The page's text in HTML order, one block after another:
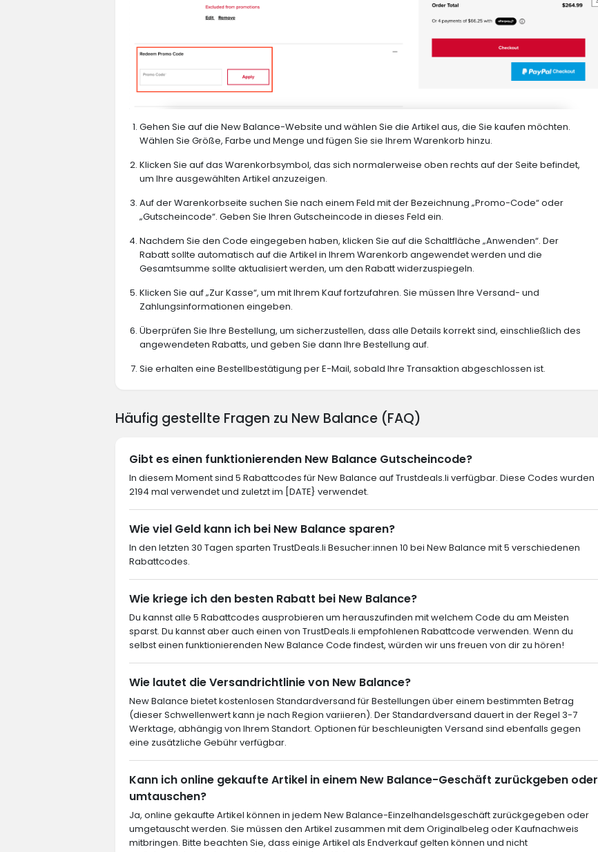
Gehen Sie auf die New Balance-Website und wählen Sie die Artikel aus, die Sie kaufen möchten.
Wählen Sie Größe, Farbe und Menge und fügen Sie sie Ihrem Warenkorb hinzu.
Klicken Sie auf das Warenkorbsymbol, das sich normalerweise oben rechts auf der Seite befindet,
um Ihre ausgewählten Artikel anzuzeigen.
Auf der Warenkorbseite suchen Sie nach einem Feld mit der Bezeichnung „Promo-Code“ oder
„Gutscheincode“. Geben Sie Ihren Gutscheincode in dieses Feld ein.
Nachdem Sie den Code eingegeben haben, klicken Sie auf die Schaltfläche „Anwenden“. Der
Rabatt sollte automatisch auf die Artikel in Ihrem Warenkorb angewendet werden und die
Gesamtsumme sollte aktualisiert werden, um den Rabatt widerzuspiegeln.
Klicken Sie auf „Zur Kasse“, um mit Ihrem Kauf fortzufahren. Sie müssen Ihre Versand- und
Zahlungsinformationen eingeben.
Überprüfen Sie Ihre Bestellung, um sicherzustellen, dass alle Details korrekt sind, einschließlich des
angewendeten Rabatts, und geben Sie dann Ihre Bestellung auf.
Sie erhalten eine Bestellbestätigung per E-Mail, sobald Ihre Transaktion abgeschlossen ist.
Häufig gestellte Fragen zu New Balance (FAQ)
Gibt es einen funktionierenden New Balance Gutscheincode?
In diesem Moment sind 5 Rabattcodes für New Balance auf Trustdeals.li verfügbar. Diese Codes wurden
2194 mal verwendet und zuletzt im [DATE} verwendet.
Wie viel Geld kann ich bei New Balance sparen?
In den letzten 30 Tagen sparten TrustDeals.li Besucher:innen 10 bei New Balance mit 5 verschiedenen
Rabattcodes.
Wie kriege ich den besten Rabatt bei New Balance?
Du kannst alle 5 Rabattcodes ausprobieren um herauszufinden mit welchem Code du am Meisten
sparst. Du kannst aber auch einen von TrustDeals.li empfohlenen Rabattcode verwenden. Wenn du
selbst einen funktionierenden New Balance Code findest, würden wir uns freuen von dir zu hören!
Wie lautet die Versandrichtlinie von New Balance?
New Balance bietet kostenlosen Standardversand für Bestellungen über einem bestimmten Betrag
(dieser Schwellenwert kann je nach Region variieren). Der Standardversand dauert in der Regel 3-7
Werktage, abhängig von Ihrem Standort. Optionen für beschleunigten Versand sind ebenfalls gegen
eine zusätzliche Gebühr verfügbar.
Kann ich online gekaufte Artikel in einem New Balance-Geschäft zurückgeben oder
umtauschen?
Ja, online gekaufte Artikel können in jedem New Balance-Einzelhandelsgeschäft zurückgegeben oder
umgetauscht werden. Sie müssen den Artikel zusammen mit dem Originalbeleg oder Kaufnachweis
mitbringen. Bitte beachten Sie, dass einige Artikel als Endverkauf gelten können und nicht